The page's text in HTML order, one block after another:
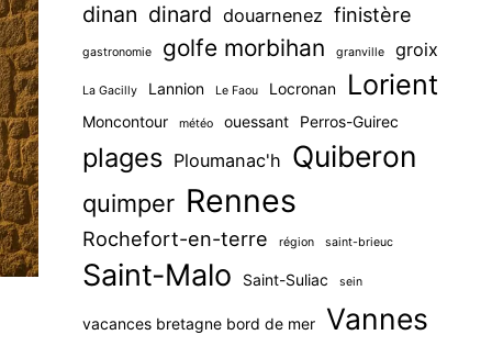
dinan dinard douarnenez finistère
gastronomie golfe morbihan granville groix
La Gacilly Lannion Le Faou Locronan Lorient
Moncontour météo ouessant Perros-Guirec
plages Ploumanac'h Quiberon
quimper Rennes
Rochefort-en-terre région saint-brieuc
Saint-Malo Saint-Suliac sein
vacances bretagne bord de mer Vannes